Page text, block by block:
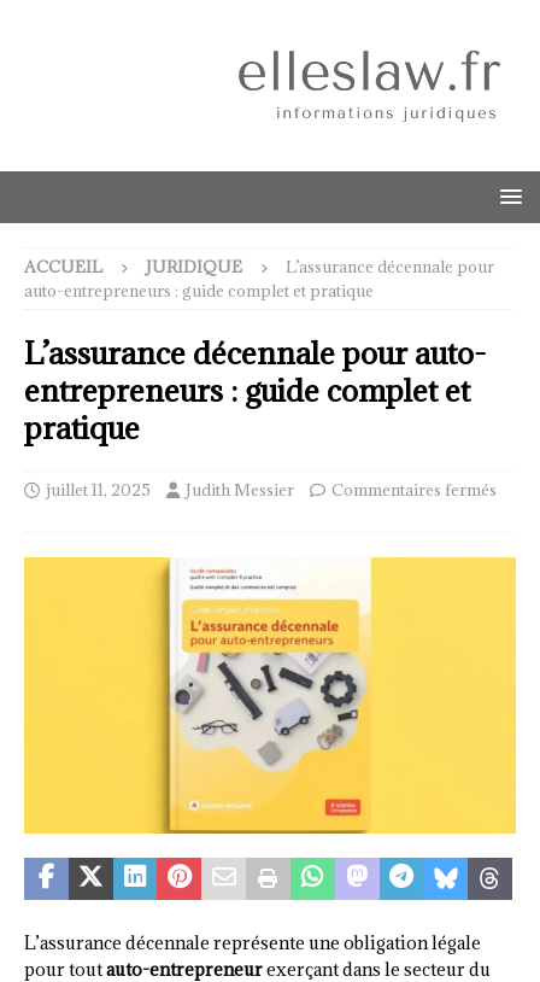
ACCUEIL JURIDIQUE
L’assurance décennale pour
auto-entrepreneurs : guide complet et pratique
L’assurance décennale pour auto-
entrepreneurs : guide complet et
pratique
juillet 11, 2025 Judith Messier Commentaires fermés
L’assurance décennale représente une obligation légale
pour toutauto-entrepreneurexerçant dans le secteur du